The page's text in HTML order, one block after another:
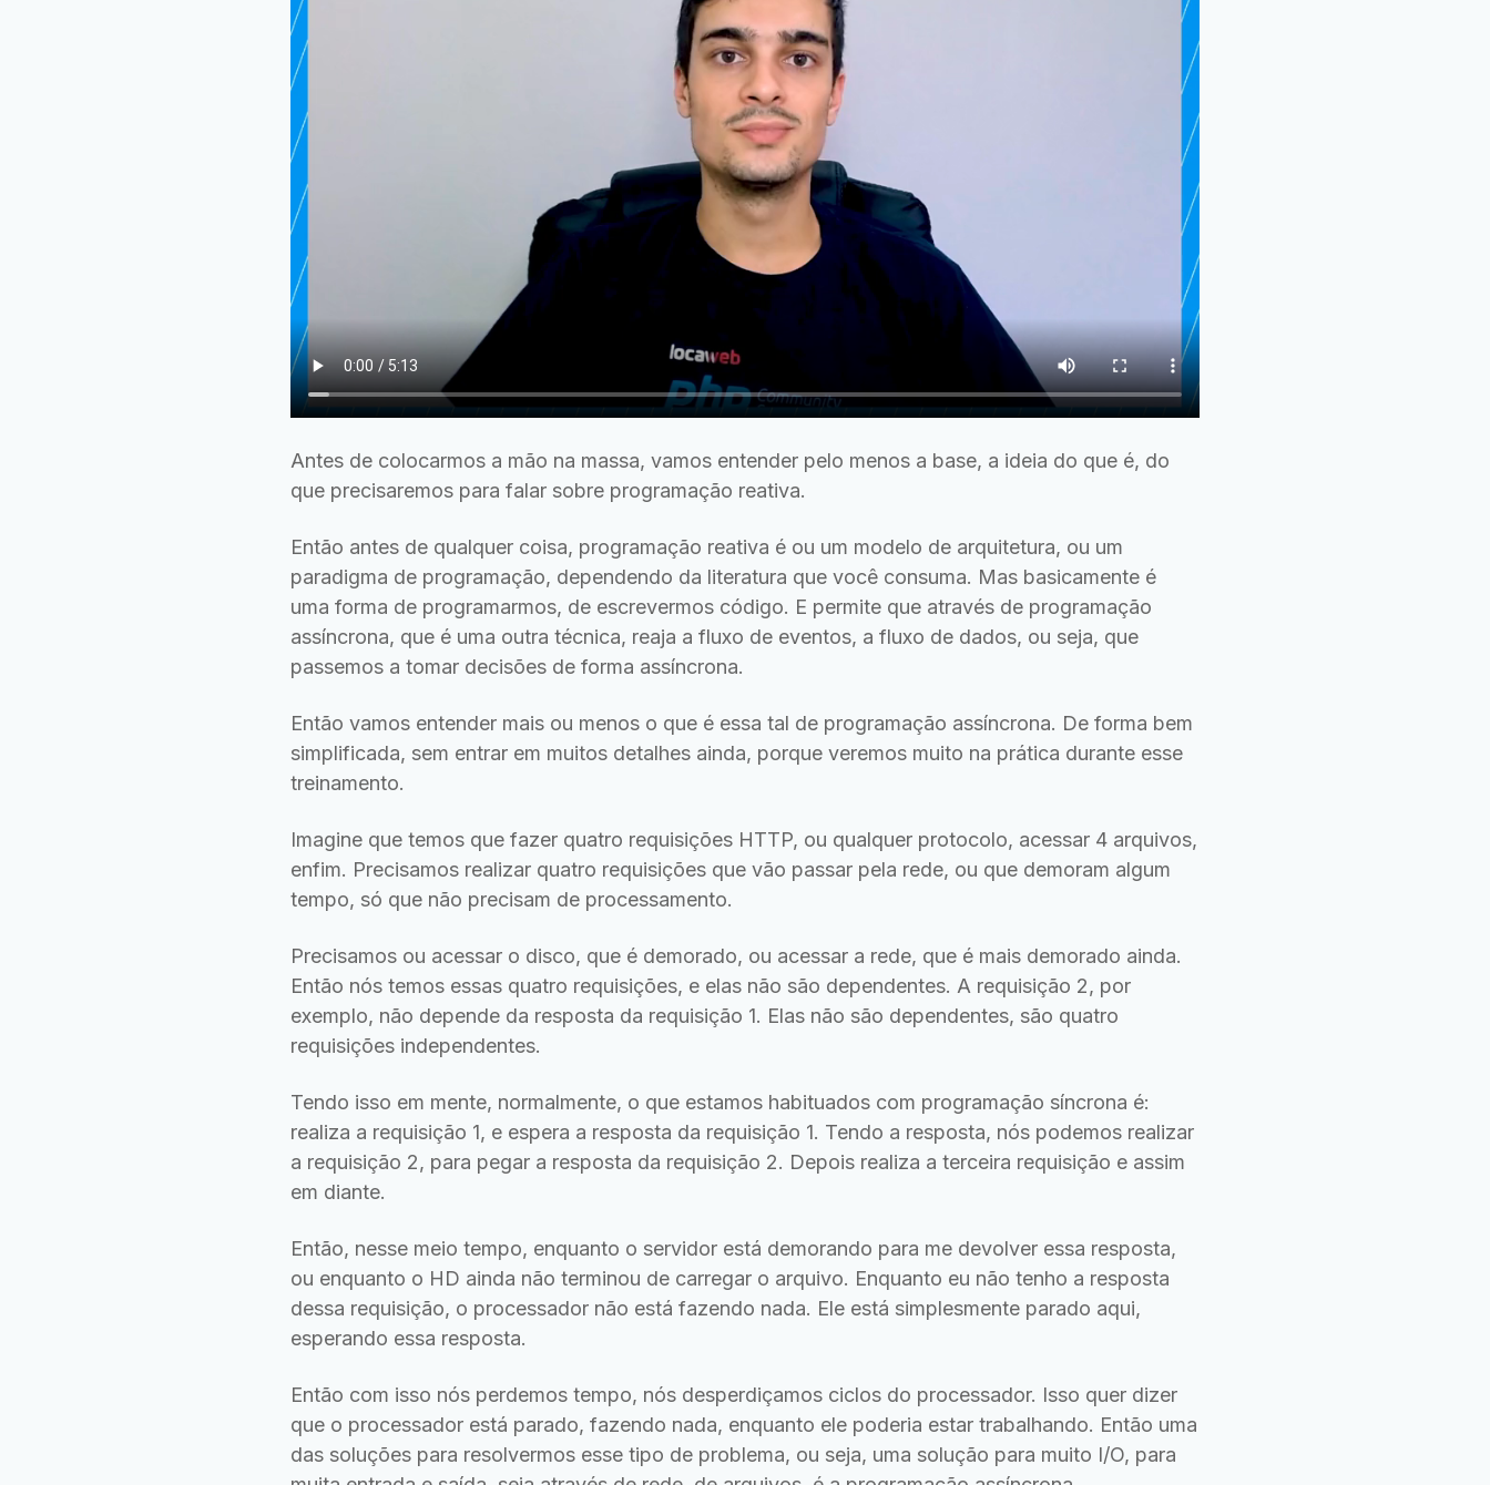
Antes de colocarmos a mão na massa, vamos entender pelo menos a base, a ideia do que é, do
que precisaremos para falar sobre programação reativa.
Então antes de qualquer coisa, programação reativa é ou um modelo de arquitetura, ou um
paradigma de programação, dependendo da literatura que você consuma. Mas basicamente é
uma forma de programarmos, de escrevermos código. E permite que através de programação
assíncrona, que é uma outra técnica, reaja a fluxo de eventos, a fluxo de dados, ou seja, que
passemos a tomar decisões de forma assíncrona.
Então vamos entender mais ou menos o que é essa tal de programação assíncrona. De forma bem
simplificada, sem entrar em muitos detalhes ainda, porque veremos muito na prática durante esse
treinamento.
Imagine que temos que fazer quatro requisições HTTP, ou qualquer protocolo, acessar 4 arquivos,
enfim. Precisamos realizar quatro requisições que vão passar pela rede, ou que demoram algum
tempo, só que não precisam de processamento.
Precisamos ou acessar o disco, que é demorado, ou acessar a rede, que é mais demorado ainda.
Então nós temos essas quatro requisições, e elas não são dependentes. A requisição 2, por
exemplo, não depende da resposta da requisição 1. Elas não são dependentes, são quatro
requisições independentes.
Tendo isso em mente, normalmente, o que estamos habituados com programação síncrona é:
realiza a requisição 1, e espera a resposta da requisição 1. Tendo a resposta, nós podemos realizar
a requisição 2, para pegar a resposta da requisição 2. Depois realiza a terceira requisição e assim
em diante.
Então, nesse meio tempo, enquanto o servidor está demorando para me devolver essa resposta,
ou enquanto o HD ainda não terminou de carregar o arquivo. Enquanto eu não tenho a resposta
dessa requisição, o processador não está fazendo nada. Ele está simplesmente parado aqui,
esperando essa resposta.
Então com isso nós perdemos tempo, nós desperdiçamos ciclos do processador. Isso quer dizer
que o processador está parado, fazendo nada, enquanto ele poderia estar trabalhando. Então uma
das soluções para resolvermos esse tipo de problema, ou seja, uma solução para muito I/O, para